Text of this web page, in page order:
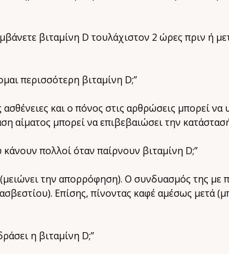
βιταμίνη D τουλάχιστον 2 ώρες πριν ή
περισσότερη βιταμίνη D;”
και ο πόνος στις αρθρώσεις μπορεί
αίματος μπορεί να επιβεβαιώσει την
πολλοί όταν παίρνουν βιταμίνη D;”
την απορρόφηση). Ο συνδυασμός της με
Επίσης, πίνοντας καφέ αμέσως μετά
η βιταμίνη D;”